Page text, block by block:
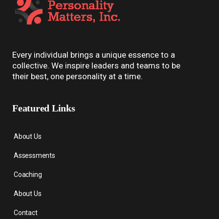
Every individual brings a unique essence to a
collective. We inspire leaders and teams to be
their best, one personality at a time.
Featured Links
About Us
Assessments
Coaching
About Us
Contact